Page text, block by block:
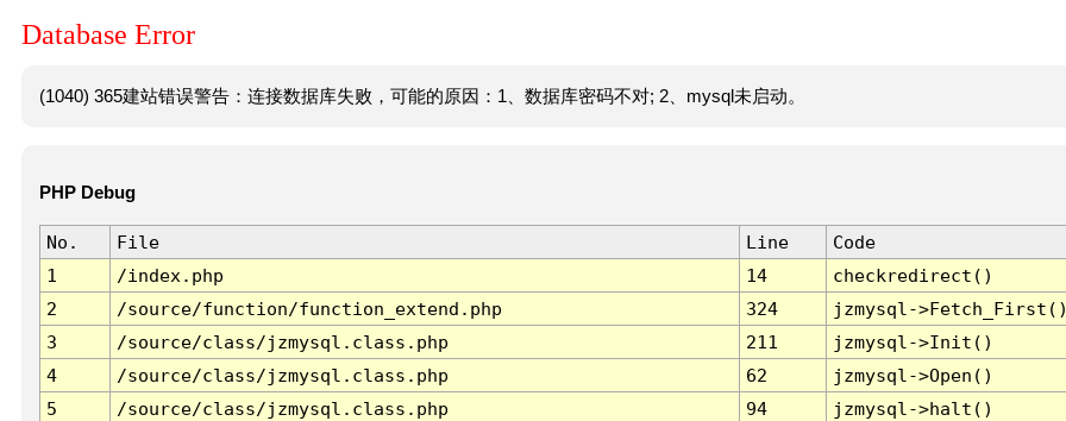
Database Error
(1040) 365建站错误警告：连接数据库失败，可能的原因：1、数据库密码不对; 2、mysql未启动。
PHP Debug
No. File Line
Code
1
/index.php 14
checkredirect()
2
/source/function/function_extend.php 324
jzmysql-
3
/source/class/jzmysql.class.php 211
jzmysql->Init()
4
/source/class/jzmysql.class.php 62
jzmysql->Open()
5
/source/class/jzmysql.class.php 94
jzmysql->halt()